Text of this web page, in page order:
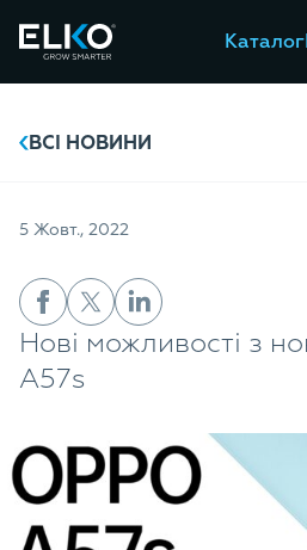
Каталог
ВСІ НОВИНИ
5 Жовт., 2022
Нові можливості з
A57s